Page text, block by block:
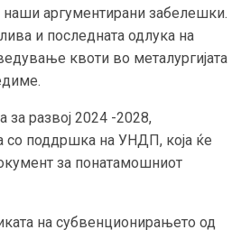
наши аргументирани забелешки.
и последната одлука на
квоти во металургијата
за развој 2024 -2028,
со поддршка на УНДП, која ќе
за понатамошниот
на субвенционирањето од